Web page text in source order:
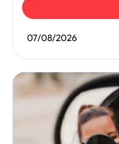
07/08/2026